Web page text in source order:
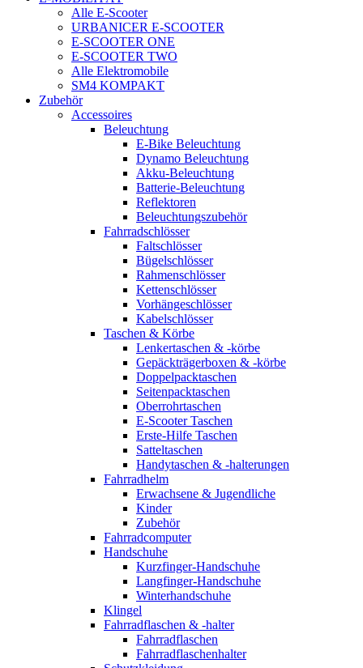
Alle E-Scooter
URBANICER E-SCOOTER
E-SCOOTER ONE
E-SCOOTER TWO
Alle Elektromobile
SM4 KOMPAKT
Zubehör
Accessoires
Beleuchtung
E-Bike Beleuchtung
Dynamo Beleuchtung
Akku-Beleuchtung
Batterie-Beleuchtung
Reflektoren
Beleuchtungszubehör
Fahrradschlösser
Faltschlösser
Bügelschlösser
Rahmenschlösser
Kettenschlösser
Vorhängeschlösser
Kabelschlösser
Taschen & Körbe
Lenkertaschen & -körbe
Gepäckträgerboxen & -körbe
Doppelpacktaschen
Seitenpacktaschen
Oberrohrtaschen
E-Scooter Taschen
Erste-Hilfe Taschen
Satteltaschen
Handytaschen & -halterungen
Fahrradhelm
Erwachsene & Jugendliche
Kinder
Zubehör
Fahrradcomputer
Handschuhe
Kurzfinger-Handschuhe
Langfinger-Handschuhe
Winterhandschuhe
Klingel
Fahrradflaschen & -halter
Fahrradflaschen
Fahrradflaschenhalter